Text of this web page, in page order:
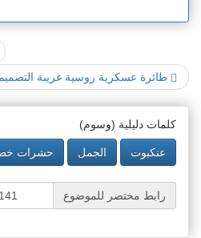
طائرة عسكرية روسية غريبة
كلمات دليلية (وسوم)
عنكبوت الجمل حشرات
رابط مختصر للموضوع